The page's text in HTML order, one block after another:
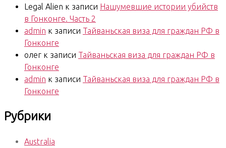
Legal Alien к записи Нашумевшие истории убийств
в Гонконге. Часть 2
admin к записи Тайваньская виза для граждан РФ в
Гонконге
олег к записи Тайваньская виза для граждан РФ в
Гонконге
admin к записи Тайваньская виза для граждан РФ в
Гонконге
Рубрики
Australia